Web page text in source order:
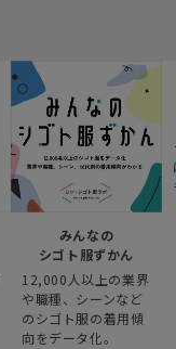
みんなの
シゴト服ずかん
12,000人以上の業界
や職種、シーンなど
のシゴト服の着用傾
向をデータ化。